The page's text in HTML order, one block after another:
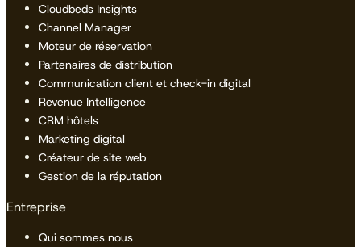
Cloudbeds Insights
Channel Manager
Moteur de réservation
Partenaires de distribution
Communication client et check-in digital
Revenue Intelligence
CRM hôtels
Marketing digital
Créateur de site web
Gestion de la réputation
Entreprise
Qui sommes nous